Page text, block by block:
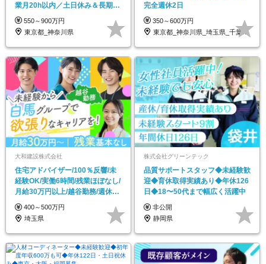
業月20h以内／土日休み＆長期連
休OK
550～900万円
東京都_神奈川県
完全週休2日
350～600万円
東京都_神奈川県_埼玉県_千葉県_大阪府…
大和建設株式会社
住宅アドバイザー/100％反響/未
経験OK/実働6時間/残業ほぼなし/
月給30万円以上/越谷勤務/週休2
日制
400～500万円
埼玉県
株式会社グリーンテック
品質サポートスタッフ◆未経験歓
迎◆育休取得実績あり◆年休126
日◆18〜50代まで幅広く活躍中
非公開
静岡県